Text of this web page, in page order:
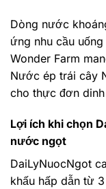
Dòng nước
ứng nhu cầu
Wonder Farm
Nước ép trái cây
cho thực đơn
Lợi ích khi chọn
nước ngọt
DaiLyNuocNgot
khấu hấp dẫn từ